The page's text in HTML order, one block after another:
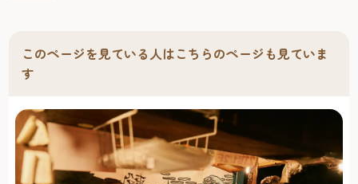
このページを見ている人はこちらのページも見ていま
す